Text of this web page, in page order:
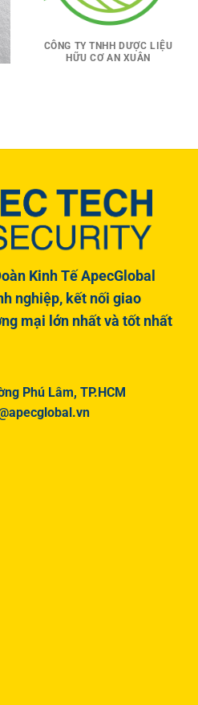
CÔNG TY TNHH DƯỢC LIỆU
HỮU CƠ AN XUÂN
Kinh Tế ApecGlobal
nghiệp, kết nối giao
mại lớn nhất và tốt nhất
Phú Lâm, TP.HCM